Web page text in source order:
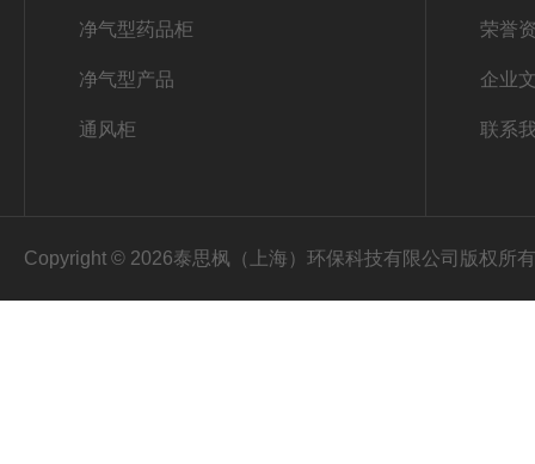
净气型药品柜
净气型产品
通风柜
荣誉
企业
联系
Copyright © 2026泰思枫（上海）环保科技有限公司版权